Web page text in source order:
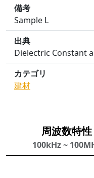
備考
Sample L
出典
Dielectric Constant
カテゴリ
建材
周波数特性
100kHz ~